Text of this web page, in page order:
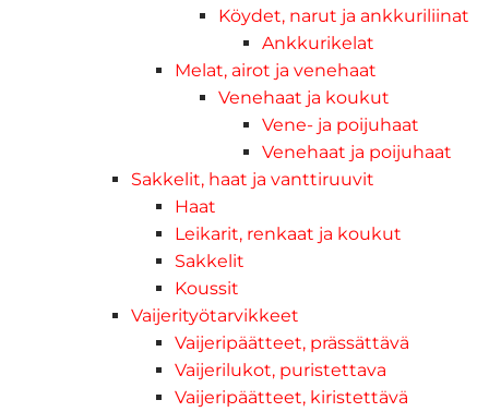
Köydet, narut ja ankkuriliinat
Ankkurikelat
Melat, airot ja venehaat
Venehaat ja koukut
Vene- ja poijuhaat
Venehaat ja poijuhaat
Sakkelit, haat ja vanttiruuvit
Haat
Leikarit, renkaat ja koukut
Sakkelit
Koussit
Vaijerityötarvikkeet
Vaijeripäätteet, prässättävä
Vaijerilukot, puristettava
Vaijeripäätteet, kiristettävä